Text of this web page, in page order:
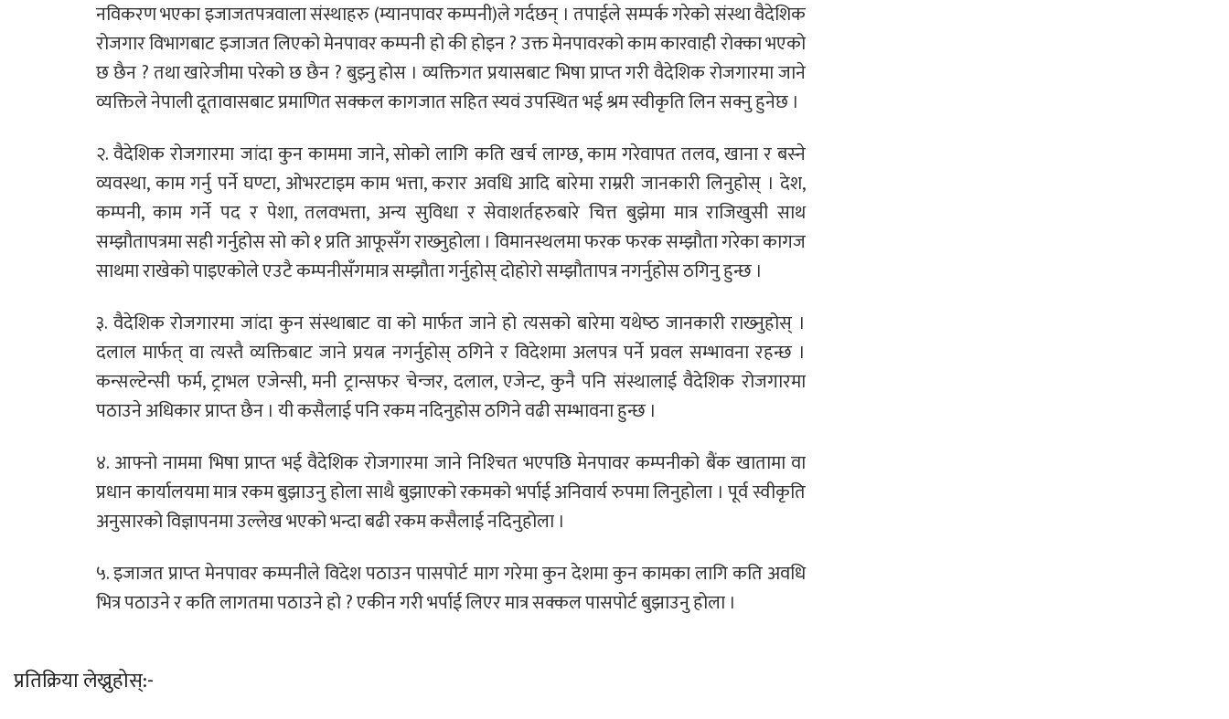
नविकरण भएका इजाजतपत्रवाला संस्थाहरु (म्यानपावर कम्पनी)ले गर्दछन् । तपाईले सम्पर्क गरेको संस्था वैदेशिक
रोजगार विभागबाट इजाजत लिएको मेनपावर कम्पनी हो की होइन ? उक्त मेनपावरको काम कारवाही रोक्का भएको
छ छैन ? तथा खारेजीमा परेको छ छैन ? बुझ्नु होस । व्यक्तिगत प्रयासबाट भिषा प्राप्‍त गरी वैदेशिक रोजगारमा जाने
व्यक्तिले नेपाली दूतावासबाट प्रमाणित सक्कल कागजात सहित स्यवं उपस्थित भई श्रम स्वीकृति लिन सक्नु हुनेछ ।
२. वैदेशिक रोजगारमा जांदा कुन काममा जाने, सोको लागि कति खर्च लाग्छ, काम गरेवापत तलव, खाना र बस्‍ने
व्यवस्था, काम गर्नु पर्ने घण्टा, ओभरटाइम काम भत्ता, करार अवधि आदि बारेमा राम्ररी जानकारी लिनुहोस् । देश,
कम्पनी, काम गर्ने पद र पेशा, तलवभत्ता, अन्य सुविधा र सेवाशर्तहरुबारे चित्त बुझेमा मात्र राजिखुसी साथ
सम्झौतापत्रमा सही गर्नुहोस सो को १ प्रति आफूसँग राख्‍नुहोला । विमानस्थलमा फरक फरक सम्झौता गरेका कागज
साथमा राखेको पाइएकोले एउटै कम्पनीसँगमात्र सम्झौता गर्नुहोस् दोहोरो सम्झौतापत्र नगर्नुहोस ठगिनु हुन्छ ।
३. वैदेशिक रोजगारमा जांदा कुन संस्थाबाट वा को मार्फत जाने हो त्यसको बारेमा यथेष्‍ठ जानकारी राख्‍नुहोस् ।
दलाल मार्फत् वा त्यस्तै व्यक्तिबाट जाने प्रयत्न नगर्नुहोस् ठगिने र विदेशमा अलपत्र पर्ने प्रवल सम्भावना रहन्छ ।
कन्सल्टेन्सी फर्म, ट्राभल एजेन्सी, मनी ट्रान्सफर चेन्जर, दलाल, एजेन्ट, कुनै पनि संस्थालाई वैदेशिक रोजगारमा
पठाउने अधिकार प्राप्‍त छैन । यी कसैलाई पनि रकम नदिनुहोस ठगिने वढी सम्भावना हुन्छ ।
४. आफ्नो नाममा भिषा प्राप्‍त भई वैदेशिक रोजगारमा जाने निश्‍चित भएपछि मेनपावर कम्पनीको बैंक खातामा वा
प्रधान कार्यालयमा मात्र रकम बुझाउनु होला साथै बुझाएको रकमको भर्पाई अनिवार्य रुपमा लिनुहोला । पूर्व स्वीकृति
अनुसारको विज्ञापनमा उल्लेख भएको भन्दा बढी रकम कसैलाई नदिनुहोला ।
५. इजाजत प्राप्‍त मेनपावर कम्पनीले विदेश पठाउन पासपोर्ट माग गरेमा कुन देशमा कुन कामका लागि कति अवधि
भित्र पठाउने र कति लागतमा पठाउने हो ? एकीन गरी भर्पाई लिएर मात्र सक्कल पासपोर्ट बुझाउनु होला ।
प्रतिक्रिया लेख्नुहोस्:-